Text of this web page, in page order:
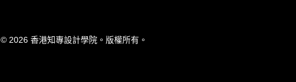
© 2026 香港知專設計學院。版權所有。